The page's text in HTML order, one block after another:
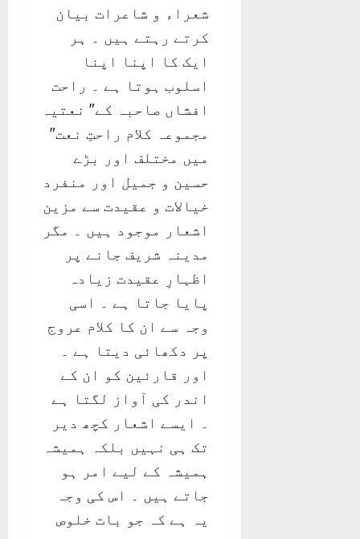
شعراء و شاعرات بیان
کرتے رہتے ہیں ۔ ہر
ایک کا اپنا اپنا
اسلوب ہوتا ہے ۔ راحت
افشاں صاحبہ کے” نعتیہ
مجموعہ کلام راحتِ نعت”
میں مختلف اور بڑے
حسین و جمیل اور منفرد
خیالات و عقیدت سے مزین
اشعار موجود ہیں ۔ مگر
مدینہ شریف جانے پر
اظہارِ عقیدت زیادہ
پایا جاتا ہے ۔ اسی
وجہ سے ان کا کلام عروج
پر دکھائی دیتا ہے ۔
اور قارئین کو ان کے
اندر کی آواز لگتا ہے
۔ ایسے اشعار کچھ دیر
تک ہی نہیں بلکہ ہمیشہ
ہمیشہ کے لیے امر ہو
جاتے ہیں ۔ اس کی وجہ
یہ ہے کہ جو بات خلوص